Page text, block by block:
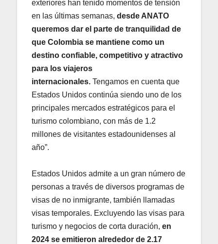
exteriores han tenido momentos de tensión
en las últimas semanas, desde ANATO
queremos dar el parte de tranquilidad de
que Colombia se mantiene como un
destino confiable, competitivo y atractivo
para los viajeros
internacionales. Tengamos en cuenta que
Estados Unidos continúa siendo uno de los
principales mercados estratégicos para el
turismo colombiano, con más de 1.2
millones de visitantes estadounidenses al
año”.
Estados Unidos admite a un gran número de
personas a través de diversos programas de
visas de no inmigrante, también llamadas
visas temporales. Excluyendo las visas para
turismo y negocios de corta duración, en
2024 se emitieron alrededor de 2.17